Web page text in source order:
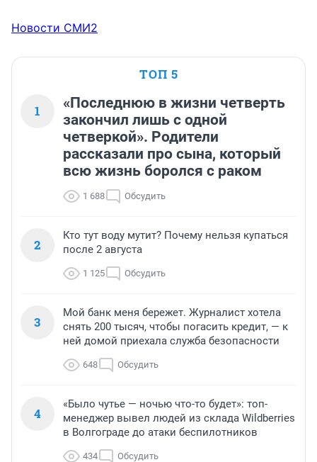
Новости СМИ2
ТОП 5
1
«Последнюю в жизни четверть
закончил лишь с одной
четверкой». Родители
рассказали про сына, который
всю жизнь боролся с раком
1 688 Обсудить
2
Кто тут воду мутит? Почему нельзя купаться
после 2 августа
1 125 Обсудить
3
Мой банк меня бережет. Журналист хотела
снять 200 тысяч, чтобы погасить кредит, — к
ней домой приехала служба безопасности
648 Обсудить
4
«Было чутье — ночью что-то будет»: топ-
менеджер вывел людей из склада Wildberries
в Волгограде до атаки беспилотников
434 Обсудить